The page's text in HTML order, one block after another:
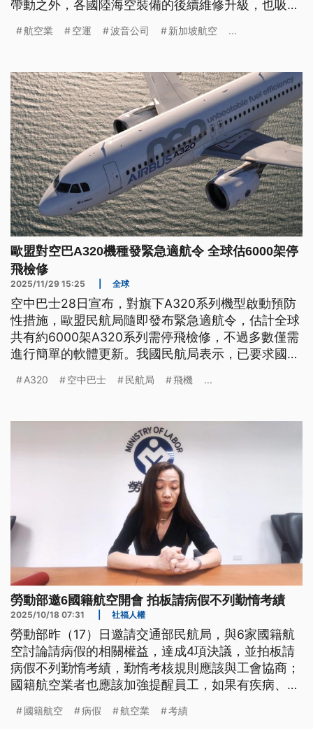
帶動之外，各國陸海空裝備的後續維修升級，也吸引
短期內依然讓航太與國防產業傷透腦筋。
航空業 空運 波音公司 新加坡航空 ...
歐盟對空巴A320機種發緊急適航令 全球估6000架停
飛檢修
2025/11/29 15:25 全球
空中巴士28日宣布，對旗下A320系列機型啟動預防
性措施，歐盟民航局隨即發布緊急適航令，估計全球
共有約6000架A320系列需停飛檢修，不過多數僅需
進行簡單的軟體更新。我國民航局表示，已要求國籍
A320 空中巴士 民航局 飛機 ...
勞動部邀6國籍航空開會 拍板請病假不列勤惰考績
2025/10/18 07:31 社福人權
勞動部昨（17）日邀請交通部民航局，與6家國籍航
空討論請病假的相關權益，達成4項決議，並拍板請
病假不列勤惰考績，勤惰考核規則應該與工會協商；
國籍航空業者也應該加強提醒員工，如果有疾病、受
籍航空業者也要積極落實，空勤組員疲勞風險管理相
國籍航空 病假 航空業 考績